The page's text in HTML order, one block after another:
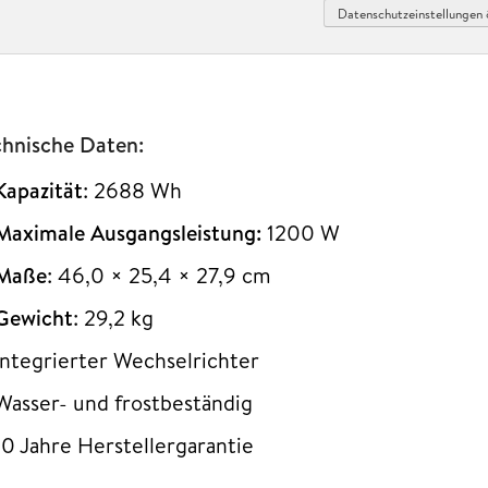
Datenschutzeinstellungen
Daten:
: 2688 Wh
Ausgangsleistung: 1200 W
: 46,0 × 25,4 × 27,9 cm
: 29,2 kg
Wechselrichter
und frostbeständig
Jahre Herstellergarantie